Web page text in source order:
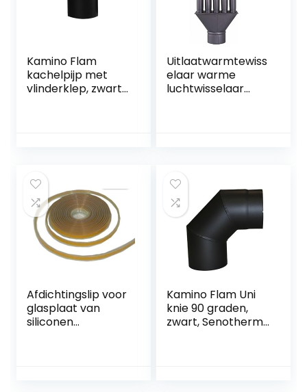
Kamino Flam
kachelpijp met
vlinderklep, zwart,
Uitlaatwarmtewiss
elaar warme
luchtwisselaar
reiniging
eenvoudige
installatie
uitlaatpijp 5 buizen
demper van
plaatstaal (ø 130
mm)
Afdichtingslip voor
glasplaat van
siliconen
Kamino Flam Uni
knie 90 graden,
zwart, Senotherm